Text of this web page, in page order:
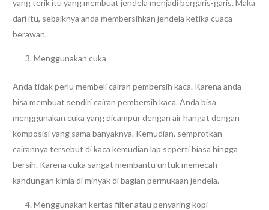
yang terik itu yang membuat jendela menjadi bergaris-garis. Maka
dari itu, sebaiknya anda membersihkan jendela ketika cuaca
berawan.
Menggunakan cuka
Anda tidak perlu membeli cairan pembersih kaca. Karena anda
bisa membuat sendiri cairan pembersih kaca. Anda bisa
menggunakan cuka yang dicampur dengan air hangat dengan
komposisi yang sama banyaknya. Kemudian, semprotkan
cairannya tersebut di kaca kemudian lap seperti biasa hingga
bersih. Karena cuka sangat membantu untuk memecah
kandungan kimia di minyak di bagian permukaan jendela.
Menggunakan kertas filter atau penyaring kopi